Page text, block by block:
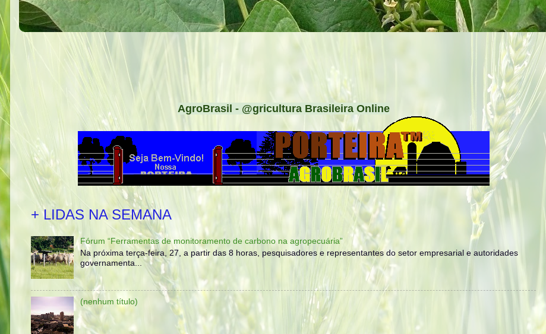
AgroBrasil - @gricultura Brasileira Online
+ LIDAS NA SEMANA
Fórum “Ferramentas de monitoramento de carbono na agropecuária”
Na próxima terça-feira, 27, a partir das 8 horas, pesquisadores e representantes do setor empresarial e autoridades
governamenta...
(nenhum título)